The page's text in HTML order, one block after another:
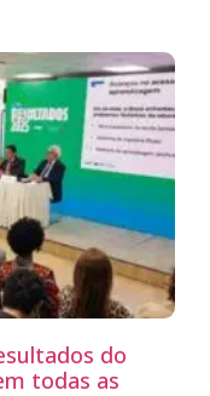
do
todas as